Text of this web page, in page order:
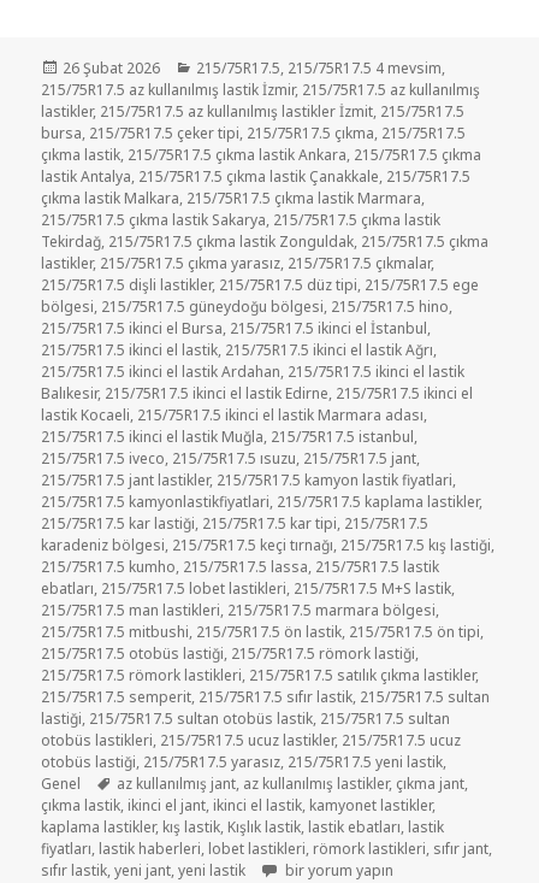
Yayın
tarihi
26 Şubat 2026 Kategoriler
215/75R17.5, 215/75R17.5 4 mevsim,
215/75R17.5 az kullanılmış lastik İzmir, 215/75R17.5 az kullanılmış
lastikler, 215/75R17.5 az kullanılmış lastikler İzmit, 215/75R17.5
bursa, 215/75R17.5 çeker tipi, 215/75R17.5 çıkma, 215/75R17.5
çıkma lastik, 215/75R17.5 çıkma lastik Ankara, 215/75R17.5 çıkma
lastik Antalya, 215/75R17.5 çıkma lastik Çanakkale, 215/75R17.5
çıkma lastik Malkara, 215/75R17.5 çıkma lastik Marmara,
215/75R17.5 çıkma lastik Sakarya, 215/75R17.5 çıkma lastik
Tekirdağ, 215/75R17.5 çıkma lastik Zonguldak, 215/75R17.5 çıkma
lastikler, 215/75R17.5 çıkma yarasız, 215/75R17.5 çıkmalar,
215/75R17.5 dişli lastikler, 215/75R17.5 düz tipi, 215/75R17.5 ege
bölgesi, 215/75R17.5 güneydoğu bölgesi, 215/75R17.5 hino,
215/75R17.5 ikinci el Bursa, 215/75R17.5 ikinci el İstanbul,
215/75R17.5 ikinci el lastik, 215/75R17.5 ikinci el lastik Ağrı,
215/75R17.5 ikinci el lastik Ardahan, 215/75R17.5 ikinci el lastik
Balıkesir, 215/75R17.5 ikinci el lastik Edirne, 215/75R17.5 ikinci el
lastik Kocaeli, 215/75R17.5 ikinci el lastik Marmara adası,
215/75R17.5 ikinci el lastik Muğla, 215/75R17.5 istanbul,
215/75R17.5 iveco, 215/75R17.5 ısuzu, 215/75R17.5 jant,
215/75R17.5 jant lastikler, 215/75R17.5 kamyon lastik fiyatlari,
215/75R17.5 kamyonlastikfiyatlari, 215/75R17.5 kaplama lastikler,
215/75R17.5 kar lastiği, 215/75R17.5 kar tipi, 215/75R17.5
karadeniz bölgesi, 215/75R17.5 keçi tırnağı, 215/75R17.5 kış lastiği,
215/75R17.5 kumho, 215/75R17.5 lassa, 215/75R17.5 lastik
ebatları, 215/75R17.5 lobet lastikleri, 215/75R17.5 M+S lastik,
215/75R17.5 man lastikleri, 215/75R17.5 marmara bölgesi,
215/75R17.5 mitbushi, 215/75R17.5 ön lastik, 215/75R17.5 ön tipi,
215/75R17.5 otobüs lastiği, 215/75R17.5 römork lastiği,
215/75R17.5 römork lastikleri, 215/75R17.5 satılık çıkma lastikler,
215/75R17.5 semperit, 215/75R17.5 sıfır lastik, 215/75R17.5 sultan
lastiği, 215/75R17.5 sultan otobüs lastik, 215/75R17.5 sultan
otobüs lastikleri, 215/75R17.5 ucuz lastikler, 215/75R17.5 ucuz
otobüs lastiği, 215/75R17.5 yarasız, 215/75R17.5 yeni lastik,
Genel
Etiketler
az kullanılmış jant, az kullanılmış lastikler, çıkma jant,
çıkma lastik, ikinci el jant, ikinci el lastik, kamyonet lastikler,
kaplama lastikler, kış lastik, Kışlık lastik, lastik ebatları, lastik
fiyatları, lastik haberleri, lobet lastikleri, römork lastikleri, sıfır jant,
sıfır lastik,yeni jant,yeni lastik 215-75R17.5 İKİNCİ EL ÇIKMA
bir yorum yapın